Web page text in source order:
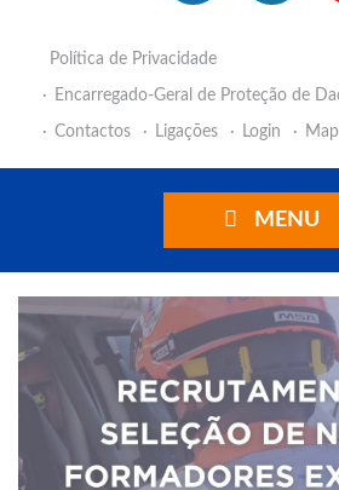
Política de Privacidade
Encarregado-Geral de Proteção de
Contactos
Ligações Login
MENU